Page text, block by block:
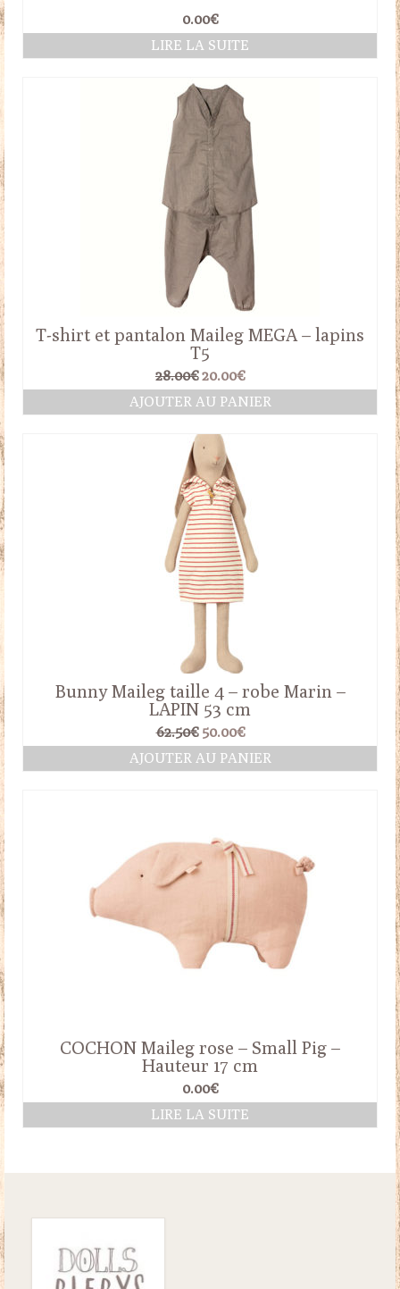
0.00€
LIRE LA SUITE
T-shirt et pantalon Maileg MEGA – lapins
T5
28.00€ Le
prix
initial
28.00€.
20.00€Le
prix
actuel
AJOUTER AU PANIER
Bunny Maileg taille 4 – robe Marin –
LAPIN 53 cm
62.50€ Le
prix
initial
50.00€Le
prix
actuel
AJOUTER AU PANIER
COCHON Maileg rose – Small Pig –
Hauteur 17 cm
0.00€
LIRE LA SUITE